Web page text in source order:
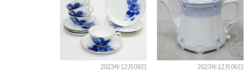
2023年12月09日 2023年12月06日